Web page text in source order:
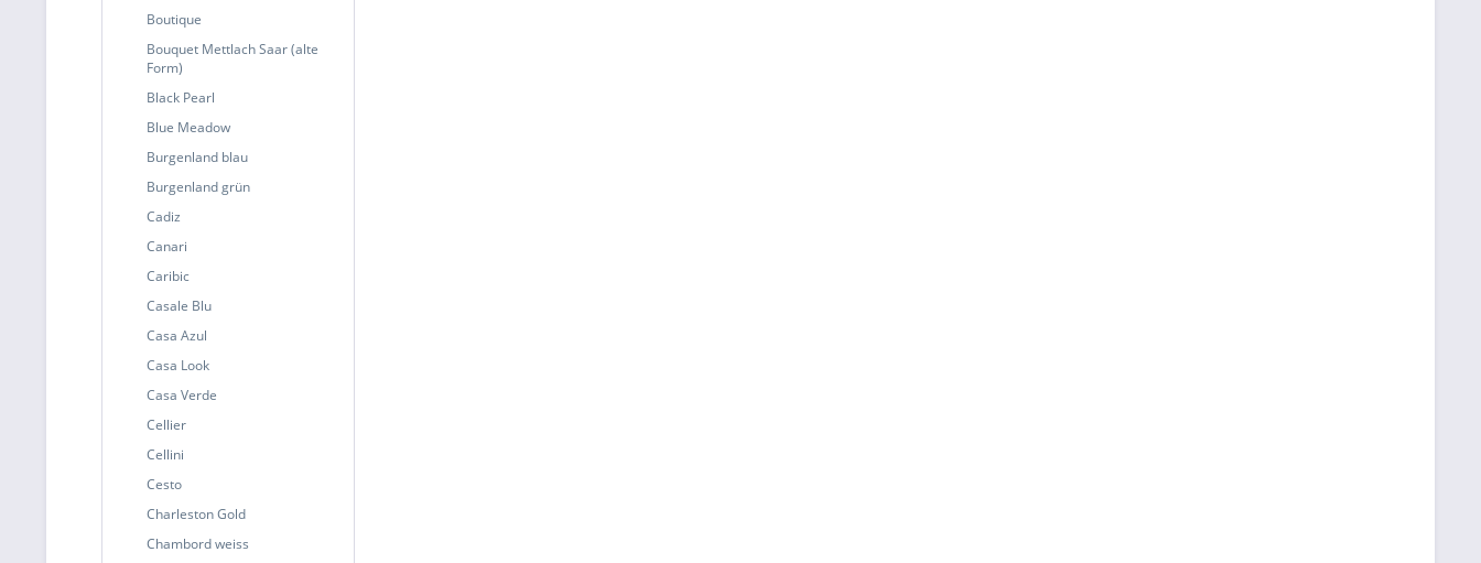
Boutique
Bouquet Mettlach Saar (alte
Form)
Black Pearl
Blue Meadow
Burgenland blau
Burgenland grün
Cadiz
Canari
Caribic
Casale Blu
Casa Azul
Casa Look
Casa Verde
Cellier
Cellini
Cesto
Charleston Gold
Chambord weiss